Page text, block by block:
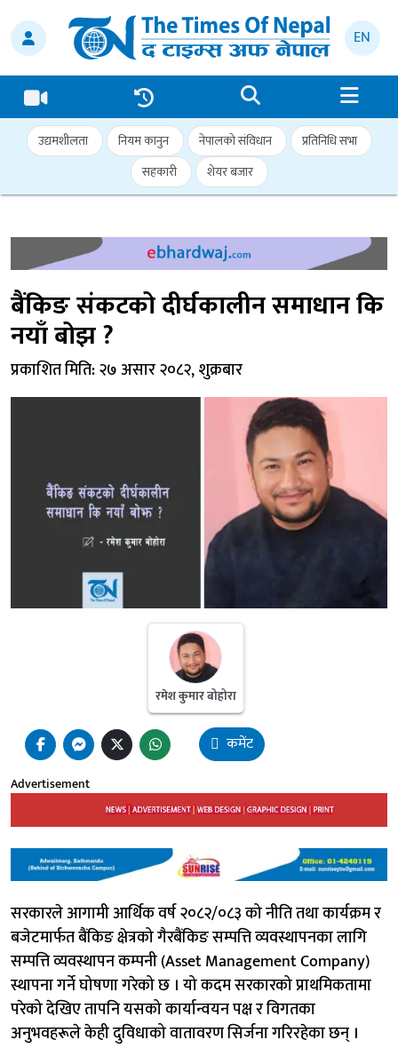
EN
उद्यमशीलता नियम कानुन नेपालको संविधान
प्रतिनिधि सभा
सहकारी
शेयर बजार
बैंकिङ संकटको दीर्घकालीन समाधान कि
नयाँ बोझ ?
प्रकाशित मिति: २७ असार २०८२, शुक्रबार
रमेश कुमार बोहोरा
कमेंट
Advertisement
सरकारले आगामी आर्थिक वर्ष २०८२/०८३ को नीति तथा कार्यक्रम र
बजेटमार्फत बैंकिङ क्षेत्रको गैरबैंकिङ सम्पत्ति व्यवस्थापनका लागि
सम्पत्ति व्यवस्थापन कम्पनी (Asset Management Company)
स्थापना गर्ने घोषणा गरेको छ । यो कदम सरकारको प्राथमिकतामा
परेको देखिए तापनि यसको कार्यान्वयन पक्ष र विगतका
अनुभवहरूले केही दुविधाको वातावरण सिर्जना गरिरहेका छन् ।